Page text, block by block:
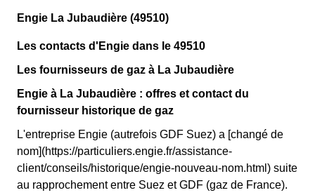
Engie La Jubaudière (49510)
Les contacts d'Engie dans le 49510
Les fournisseurs de gaz à La Jubaudière
Engie à La Jubaudière : offres et contact du
fournisseur historique de gaz
L'entreprise Engie (autrefois GDF Suez) a [changé de
nom](https://particuliers.engie.fr/assistance-
client/conseils/historique/engie-nouveau-nom.html) suite
au rapprochement entre Suez et GDF (gaz de France).